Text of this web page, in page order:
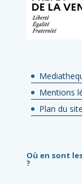
Mentions
Plan du site
Où en sont
?